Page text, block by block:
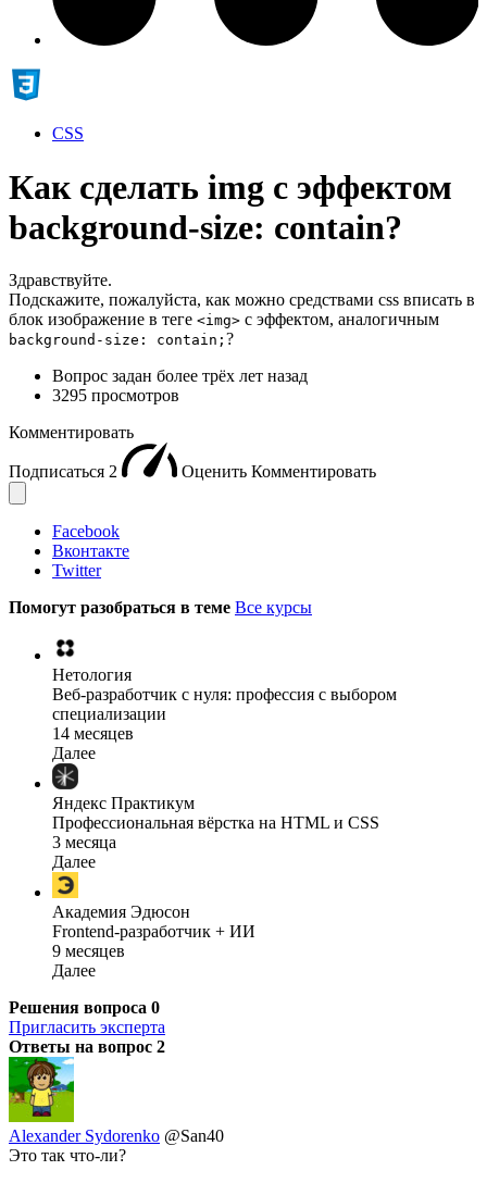
CSS
Как сделать img с эффектом
background-size: contain?
Здравствуйте.
Подскажите, пожалуйста, как можно средствами css вписать в
блок изображение в теге <img> с эффектом, аналогичным
background-size: contain; ?
Вопрос задан более трёх лет назад
3295 просмотров
Комментировать
Подписаться 2 Оценить Комментировать
Facebook
Вконтакте
Twitter
Помогут разобраться в теме Все курсы
Нетология
Веб-разработчик с нуля: профессия с выбором
специализации
14 месяцев
Далее
Яндекс Практикум
Профессиональная вёрстка на HTML и CSS
3 месяца
Далее
Академия Эдюсон
Frontend-разработчик + ИИ
9 месяцев
Далее
Решения вопроса 0
Пригласить эксперта
Ответы на вопрос 2
Alexander Sydorenko @San40
Это так что-ли?